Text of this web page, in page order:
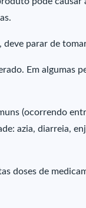
deve parar de
Em algumas
(ocorrendo
azia, diarreia,
doses de